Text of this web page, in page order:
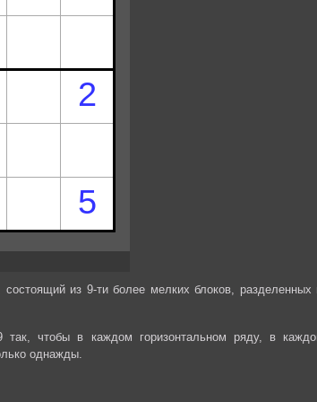
из 9-ти более мелких блоков, разделенных
чтобы в каждом горизонтальном ряду, в
однажды.